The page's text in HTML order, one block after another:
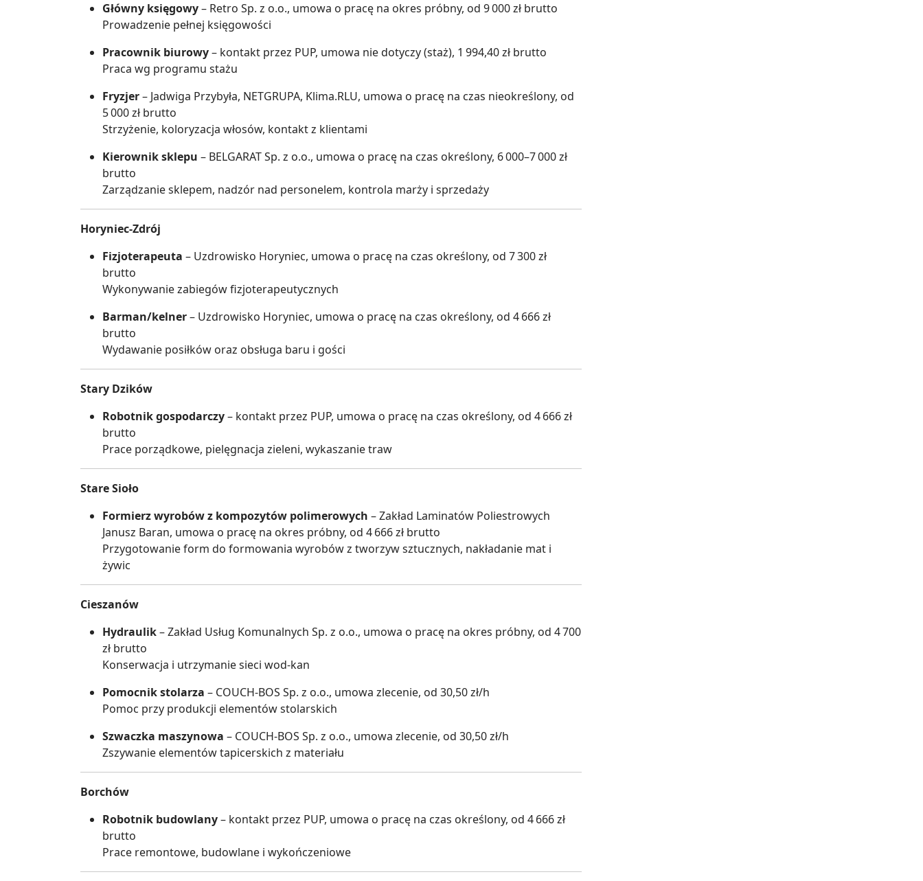
Główny księgowy– Retro Sp. z o.o., umowa o pracę na okres próbny, od 9 000 zł brutto
Prowadzenie pełnej księgowości
Pracownik biurowy– kontakt przez PUP, umowa nie dotyczy (staż), 1 994,40 zł brutto
Praca wg programu stażu
Fryzjer– Jadwiga Przybyła, NETGRUPA, Klima.RLU, umowa o pracę na czas nieokreślony, od
5 000 zł brutto
Strzyżenie, koloryzacja włosów, kontakt z klientami
Kierownik sklepu – BELGARAT Sp. z o.o., umowa o pracę na czas określony, 6 000–7 000 zł
brutto
Zarządzanie sklepem, nadzór nad personelem, kontrola marży i sprzedaży
Horyniec-Zdrój
Fizjoterapeuta – Uzdrowisko Horyniec, umowa o pracę na czas określony, od 7 300 zł
brutto
Wykonywanie zabiegów fizjoterapeutycznych
Barman/kelner– Uzdrowisko Horyniec, umowa o pracę na czas określony, od 4 666 zł
brutto
Wydawanie posiłków oraz obsługa baru i gości
Stary Dzików
Robotnik gospodarczy– kontakt przez PUP, umowa o pracę na czas określony, od 4 666 zł
brutto
Prace porządkowe, pielęgnacja zieleni, wykaszanie traw
Stare Sioło
Formierz wyrobów z kompozytów polimerowych – Zakład Laminatów Poliestrowych
Janusz Baran, umowa o pracę na okres próbny, od 4 666 zł brutto
Przygotowanie form do formowania wyrobów z tworzyw sztucznych, nakładanie mat i
żywic
Cieszanów
Hydraulik– Zakład Usług Komunalnych Sp. z o.o., umowa o pracę na okres próbny, od 4 700
zł brutto
Konserwacja i utrzymanie sieci wod-kan
Pomocnik stolarza – COUCH-BOS Sp. z o.o., umowa zlecenie, od 30,50 zł/h
Pomoc przy produkcji elementów stolarskich
Szwaczka maszynowa – COUCH-BOS Sp. z o.o., umowa zlecenie, od 30,50 zł/h
Zszywanie elementów tapicerskich z materiału
Borchów
Robotnik budowlany– kontakt przez PUP, umowa o pracę na czas określony, od 4 666 zł
brutto
Prace remontowe, budowlane i wykończeniowe